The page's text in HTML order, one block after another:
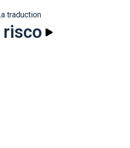
traduction
risco